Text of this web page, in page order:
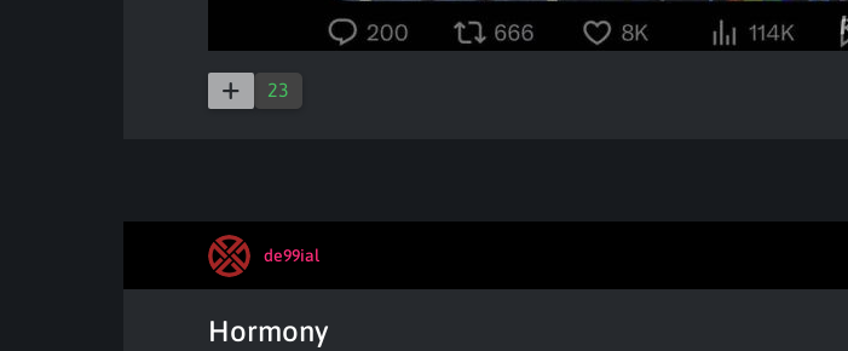
23
de99ial
Hormony